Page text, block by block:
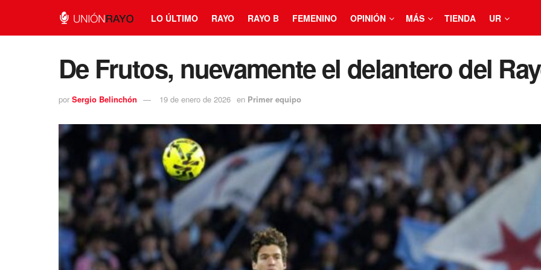
LO ÚLTIMO RAYO RAYO B FEMENINO OPINIÓN MÁS TIENDA UR
De Frutos, nuevamente el delantero del
por Sergio Belinchón 19 de enero de 2026 en Primer equipo